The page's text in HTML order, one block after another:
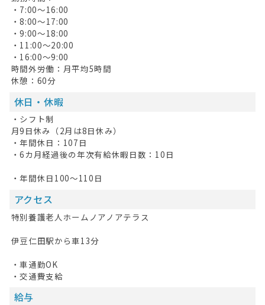
HOME
無料会員登録
ログイン
キープした求人
最近見た求人
お問い合わせ
掲載希望の方へ
・7:00～16:00
・8:00～17:00
・9:00～18:00
・11:00～20:00
・16:00～9:00
時間外労働：月平均5時間
休憩：60分
休日・休暇
・シフト制
月9日休み（2月は8日休み）
・年間休日：107日
・6カ月経過後の年次有給休暇日数：10日
・年間休日100～110日
アクセス
特別養護老人ホームノアノアテラス
伊豆仁田駅から車13分
・車通勤OK
・交通費支給
給与